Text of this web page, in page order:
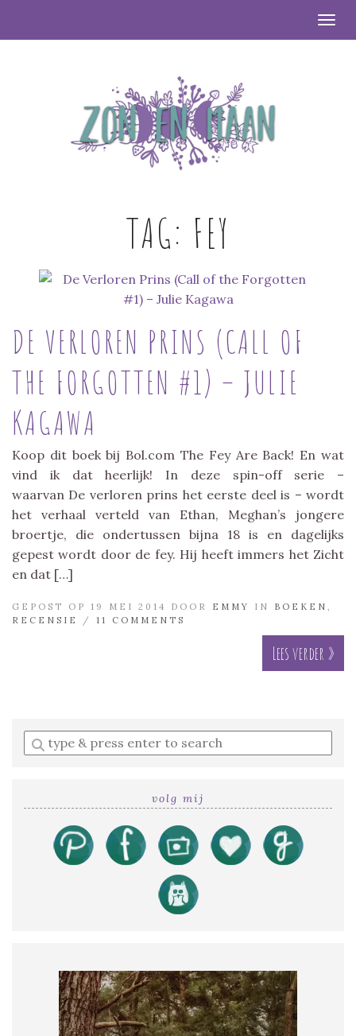
TAG: FEY
DE VERLOREN PRINS (CALL OF
THE FORGOTTEN #1) – JULIE
KAGAWA
Koop dit boek bij Bol.com The Fey Are Back! En wat
vind ik dat heerlijk! In deze spin-off serie –
waarvan De verloren prins het eerste deel is – wordt
het verhaal verteld van Ethan, Meghan’s jongere
broertje, die ondertussen bijna 18 is en dagelijks
gepest wordt door de fey. Hij heeft immers het Zicht
en dat […]
GEPOST OP 19 MEI 2014 DOOR EMMY IN BOEKEN
RECENSIE
/ 11 COMMENTS
Lees verder »
Enter
a
volg mij